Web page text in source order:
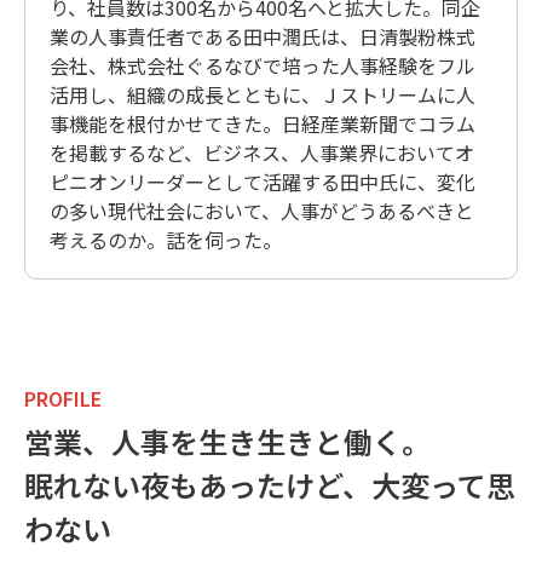
り、社員数は300名から400名へと拡大した。同企
業の人事責任者である田中潤氏は、日清製粉株式
会社、株式会社ぐるなびで培った人事経験をフル
活用し、組織の成長とともに、Ｊストリームに人
事機能を根付かせてきた。日経産業新聞でコラム
を掲載するなど、ビジネス、人事業界においてオ
ピニオンリーダーとして活躍する田中氏に、変化
の多い現代社会において、人事がどうあるべきと
考えるのか。話を伺った。
PROFILE
営業、人事を生き生きと働く。
眠れない夜もあったけど、大変って思
わない